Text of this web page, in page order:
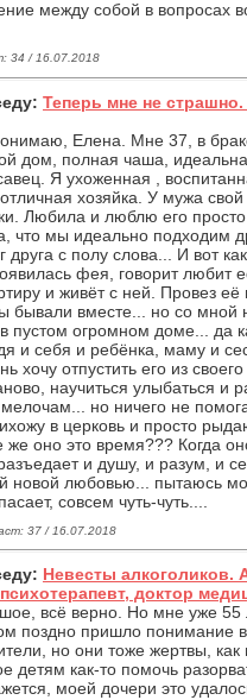
между собой в вопросах
34 / 16.07.2018
Теперь мне не
Елена. Мне 37, в
дом, полная чаша,
Я ухоженная ,
хозяйка. У мужа свой
Любила и люблю его просто
что мы идеально подходим
друга с полу слова... И вот
фея, говорит любит
и живёт с ней. Провез
бывали вместе... но со мной
пустом огромном доме... да
и себя и ребёнка, маму и
хочу отпустить его из
научиться улыбаться и
но ничего не
в церковь и просто
же оно это время??? Когда
и душу, и разум, и
новой любовью... пытаюсь
совсем чуть-чуть....
37 / 16.07.2018
Невесты алкоголиков.
доктор
всё верно. Но мне уже 55
поздно пришло понимание
но они тоже жертвы, как
детям как-то помочь
моей дочери это